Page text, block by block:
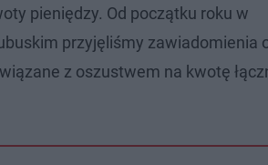
pieniędzy. Od początku roku w
przyjęliśmy zawiadomienia
z oszustwem na kwotę